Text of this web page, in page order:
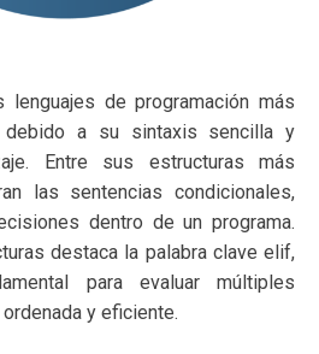
de programación más
debido a su sintaxis sencilla y
Entre sus estructuras más
las sentencias condicionales,
dentro de un programa.
destaca la palabra clave elif,
para evaluar múltiples
y eficiente.